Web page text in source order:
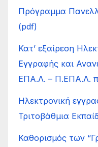
Πρόγραμμα
(pdf)
Κατ’ εξαίρεση
Εγγραφής και
ΕΠΑ.Λ. – Π.ΕΠΑ.Λ.
Ηλεκτρονική
Τριτοβάθμια
Καθορισμός των